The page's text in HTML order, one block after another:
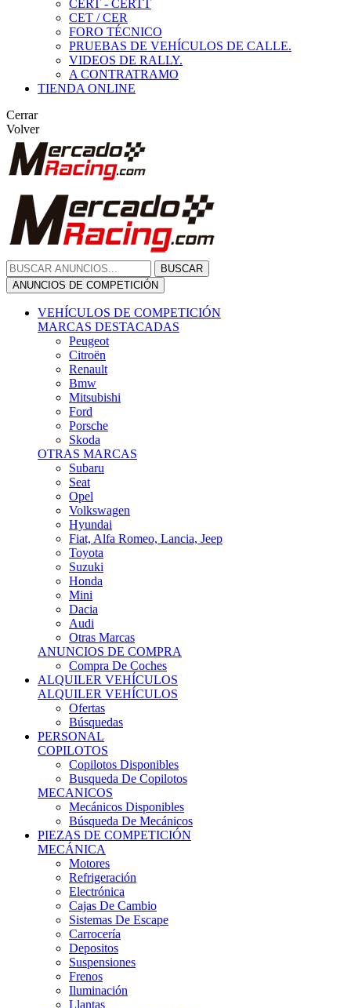
CERT - CERTT
CET / CER
FORO TÉCNICO
PRUEBAS DE VEHÍCULOS DE CALLE.
VIDEOS DE RALLY.
A CONTRATRAMO
TIENDA ONLINE
Cerrar
Volver
BUSCAR
ANUNCIOS DE COMPETICIÓN
VEHÍCULOS DE COMPETICIÓN
MARCAS DESTACADAS
Peugeot
Citroën
Renault
Bmw
Mitsubishi
Ford
Porsche
Skoda
OTRAS MARCAS
Subaru
Seat
Opel
Volkswagen
Hyundai
Fiat, Alfa Romeo, Lancia, Jeep
Toyota
Suzuki
Honda
Mini
Dacia
Audi
Otras Marcas
ANUNCIOS DE COMPRA
Compra De Coches
ALQUILER VEHÍCULOS
ALQUILER VEHÍCULOS
Ofertas
Búsquedas
PERSONAL
COPILOTOS
Copilotos Disponibles
Busqueda De Copilotos
MECANICOS
Mecánicos Disponibles
Búsqueda De Mecánicos
PIEZAS DE COMPETICIÓN
MECÁNICA
Motores
Refrigeración
Electrónica
Cajas De Cambio
Sistemas De Escape
Carrocería
Depositos
Suspensiones
Frenos
Iluminación
Llantas